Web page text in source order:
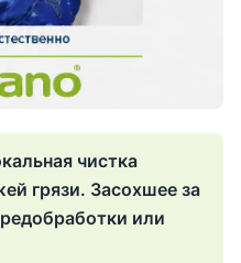
чистка
грязи. Засохшее за
или